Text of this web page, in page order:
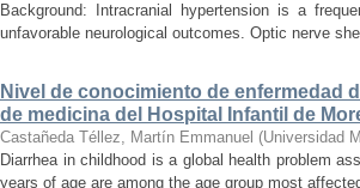
Background: Intracranial hypertension is a
unfavorable neurological outcomes. Optic nerve
Nivel de conocimiento de enfermedad
de medicina del Hospital Infantil de
Castañeda Téllez, Martín Emmanuel (Universidad
Diarrhea in childhood is a global health problem
years of age are among the age group most